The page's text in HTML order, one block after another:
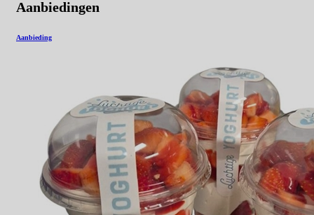
Aanbiedingen
Aanbieding